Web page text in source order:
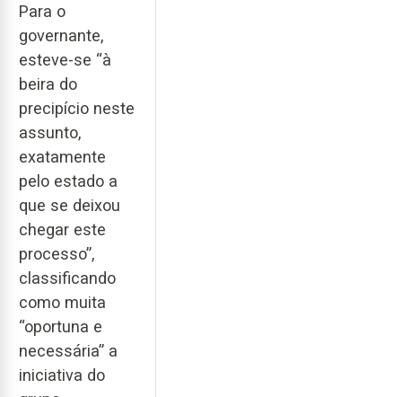
Para o
governante,
esteve-se “à
beira do
precipício neste
assunto,
exatamente
pelo estado a
que se deixou
chegar este
processo”,
classificando
como muita
“oportuna e
necessária” a
iniciativa do